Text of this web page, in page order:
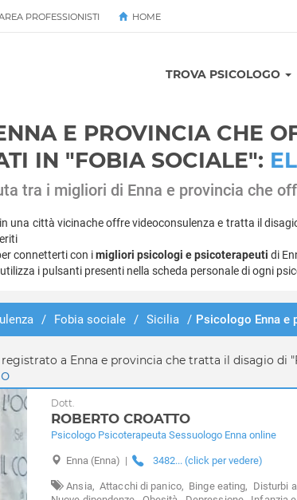
PROFESSIONISTI HOME
TROVA PSICOLOGO
E PROVINCIA CHE
IN "FOBIA SOCIALE":
tra i migliori di Enna e provincia che
una città vicinache offre videoconsulenza e tratta il
connetterti con imigliori psicologi e psicoterapeuti di
i pulsanti presenti nella scheda personale di ogni
/ Fobia sociale / Sicilia / Psicologo Enna e
a Enna e provincia che tratta il disagio di
Dott.
ROBERTO CROATTO
Psicologo Psicoterapeuta Sessuologo Enna online
Enna (Enna) | 3482... (click per vedere)
Ansia, Attacchi di panico, Binge eating, Disturbi